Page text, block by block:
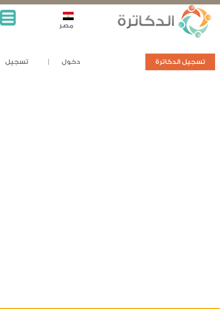
تسجيل الدكاترة دخول تسجيل
مصر